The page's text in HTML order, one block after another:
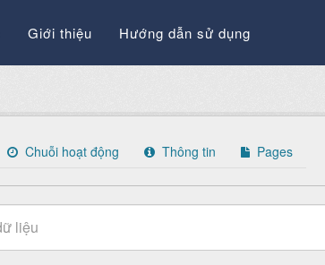
Giới thiệu Hướng dẫn sử dụng
Chuỗi hoạt động Thông tin Pages